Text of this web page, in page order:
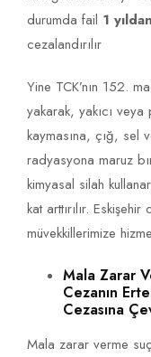
durumda fail 1
cezalandırılır
Yine TCK’nın 152.
yakarak, yakıcı
kaymasına, çığ, sel
radyasyona maruz
kimyasal silah
kat arttırılır.
müvekkillerimize
Mala Zarar
Cezanın
Cezasına
Mala zarar verme